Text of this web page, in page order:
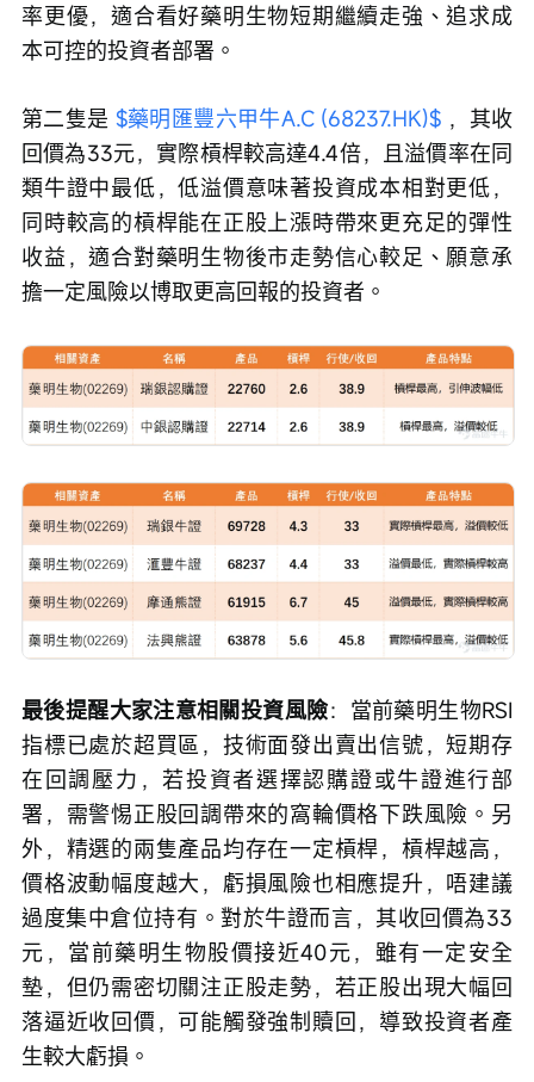
率更優，適合看好藥明生物短期繼續走強、追求成
本可控的投資者部署。
第二隻是 $藥明匯豐六甲牛A.C (68237.HK)$ ，其收
回價為33元，實際槓桿較高達4.4倍，且溢價率在同
類牛證中最低，低溢價意味著投資成本相對更低，
同時較高的槓桿能在正股上漲時帶來更充足的彈性
收益，適合對藥明生物後市走勢信心較足、願意承
擔一定風險以博取更高回報的投資者。
最後提醒大家注意相關投資風險：當前藥明生物RSI
指標已處於超買區，技術面發出賣出信號，短期存
在回調壓力，若投資者選擇認購證或牛證進行部
署，需警惕正股回調帶來的窩輪價格下跌風險。另
外，精選的兩隻產品均存在一定槓桿，槓桿越高，
價格波動幅度越大，虧損風險也相應提升，唔建議
過度集中倉位持有。對於牛證而言，其收回價為33
元，當前藥明生物股價接近40元，雖有一定安全
墊，但仍需密切關注正股走勢，若正股出現大幅回
落逼近收回價，可能觸發強制贖回，導致投資者產
生較大虧損。